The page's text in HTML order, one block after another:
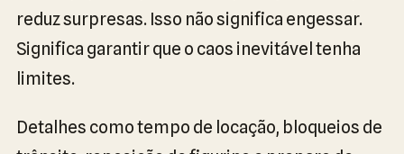
reduz surpresas. Isso não significa engessar.
Significa garantir que o caos inevitável tenha
limites.
Detalhes como tempo de locação, bloqueios de